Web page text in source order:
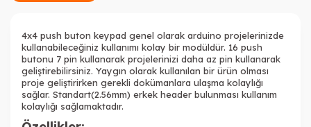
4x4 push buton keypad genel olarak arduino projelerinizde
kullanabileceğiniz kullanımı kolay bir modüldür. 16 push
butonu 7 pin kullanarak projelerinizi daha az pin kullanarak
geliştirebilirsiniz. Yaygın olarak kullanılan bir ürün olması
proje geliştirirken gerekli dokümanlara ulaşma kolaylığı
sağlar. Standart(2.56mm) erkek header bulunması kullanım
kolaylığı sağlamaktadır.